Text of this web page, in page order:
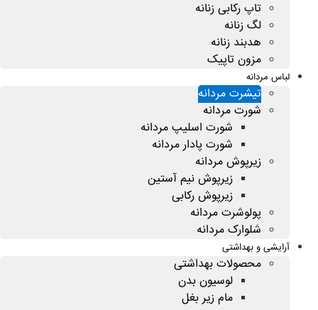
تاپ رکابی زنانه
لگ زنانه
هدبند زنانه
مزون تاپیک
لباس مردانه
تیشرت مردانه
شورت مردانه
شورت اسلیپ مردانه
شورت پادار مردانه
زیرپوش مردانه
زیرپوش نیم آستین
زیرپوش رکابی
پولوشرت مردانه
شلوارک مردانه
آرایشی و بهداشتی
محصولات بهداشتی
لوسیون بدن
مام زیر بغل